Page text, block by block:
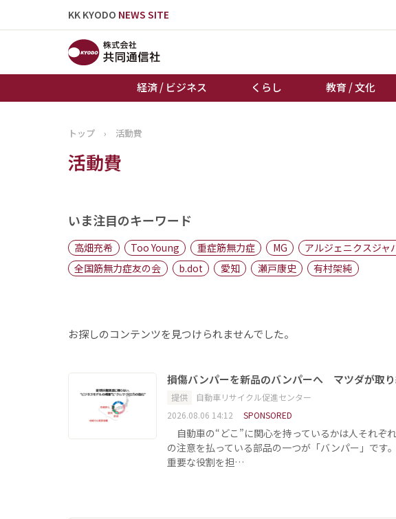
KK KYODO NEWS SITE
経済 / ビジネス くらし 教育 / 文化
トップページ
地域
キーパーソン
トップ › 活動費
活動費
いま注目のキーワード
高畑充希 Too Young 重症筋無力症 MG アルジェニクスジャ
全国筋無力症友の会
b.dot 愛知 瀬戸康史
有村架純
お探しのコンテンツを見つけられませんでした。
損傷バンパーを新品のバンパーへ マツダが取り
提供
自動車リサイクル促進センター
2026.08.06 14:12
SPONSORED
自動車の“どこ”に関心を持っているかは人それぞ
の注意を払っている部品の一つが「バンパー」で
重要な役割を担…